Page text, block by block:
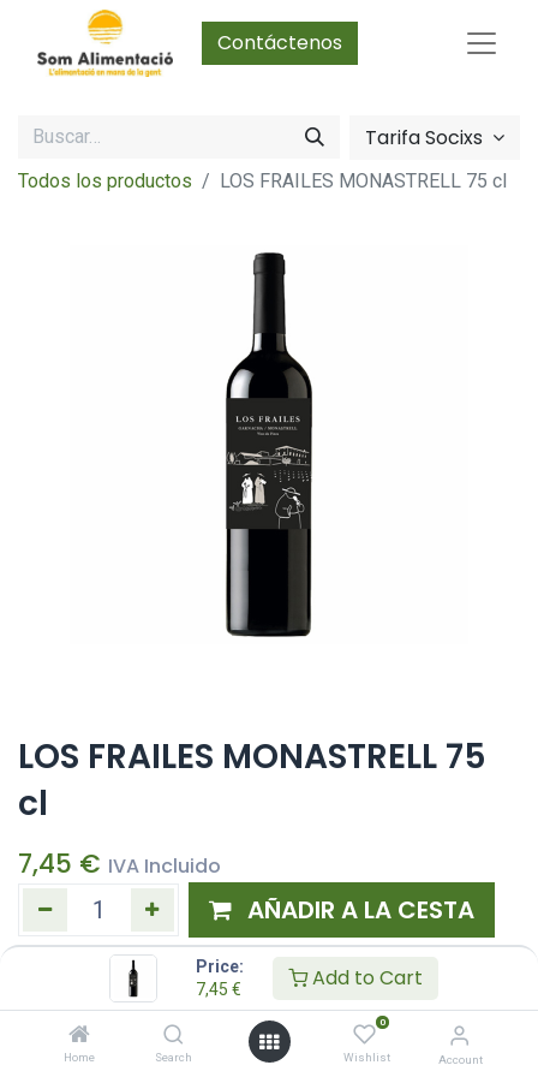
Price:
7,45 € Add to Cart
Home Search
0
Wishlist Account
Contáctenos
Tarifa Socixs
Todos los productos LOS FRAILES MONASTRELL 75 cl
LOS FRAILES MONASTRELL 75
cl
7,45 € IVA Incluido
AÑADIR A LA CESTA
Añadir a lista de deseos